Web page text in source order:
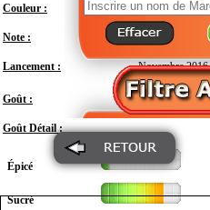
Couleur :
Note : En attente de test
Lancement : Novembre 2016
Goût : Doux
Goût Détail :
Épicé
Sucré